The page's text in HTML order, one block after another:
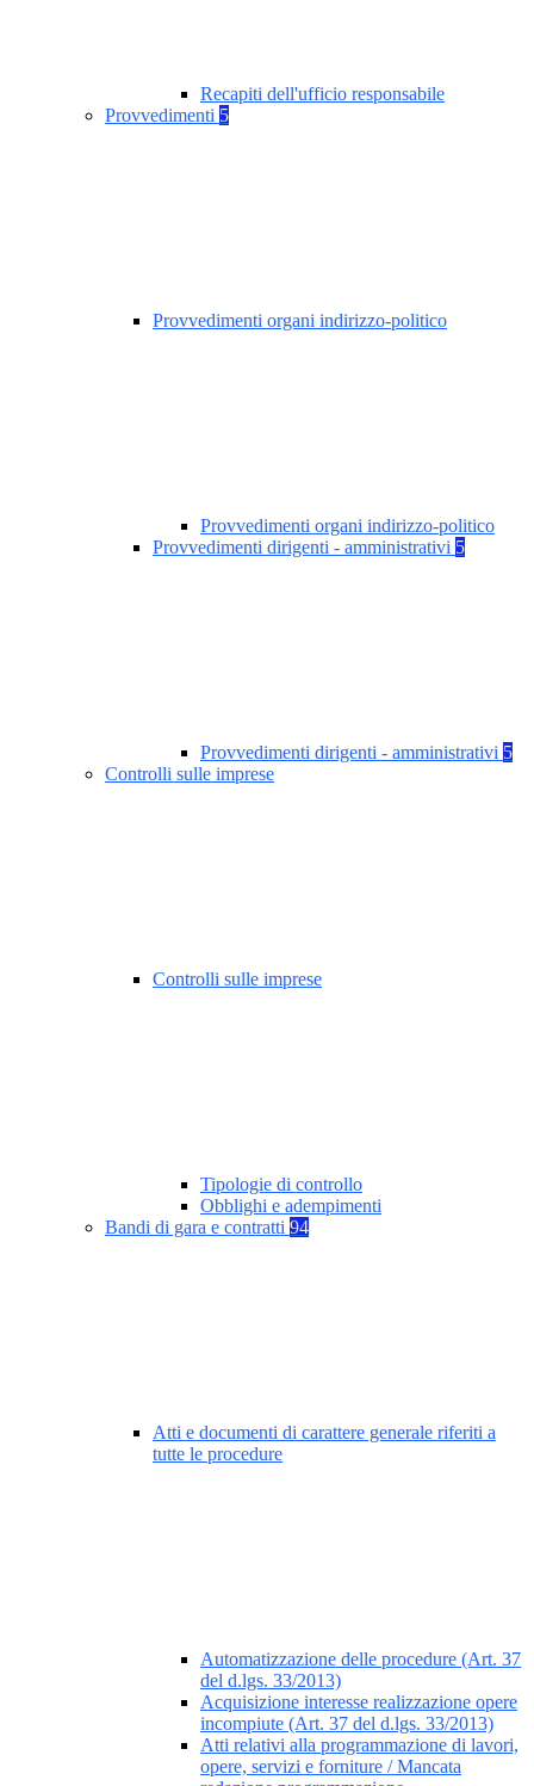
Recapiti dell'ufficio responsabile
Provvedimenti 5
Provvedimenti organi indirizzo-politico
Provvedimenti organi indirizzo-politico
Provvedimenti dirigenti - amministrativi 5
Provvedimenti dirigenti - amministrativi 5
Controlli sulle imprese
Controlli sulle imprese
Tipologie di controllo
Obblighi e adempimenti
Bandi di gara e contratti 94
Atti e documenti di carattere generale riferiti a
tutte le procedure
Automatizzazione delle procedure (Art. 37
del d.lgs. 33/2013)
Acquisizione interesse realizzazione opere
incompiute (Art. 37 del d.lgs. 33/2013)
Atti relativi alla programmazione di lavori,
opere, servizi e forniture / Mancata